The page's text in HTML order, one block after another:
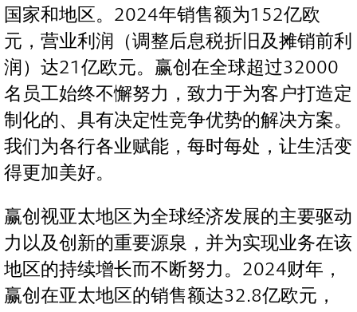
国家和地区。2024年销售额为152亿欧
元，营业利润（调整后息税折旧及摊销前利
润）达21亿欧元。赢创在全球超过32000
名员工始终不懈努力，致力于为客户打造定
制化的、具有决定性竞争优势的解决方案。
我们为各行各业赋能，每时每处，让生活变
得更加美好。
赢创视亚太地区为全球经济发展的主要驱动
力以及创新的重要源泉，并为实现业务在该
地区的持续增长而不断努力。2024财年，
赢创在亚太地区的销售额达32.8亿欧元，